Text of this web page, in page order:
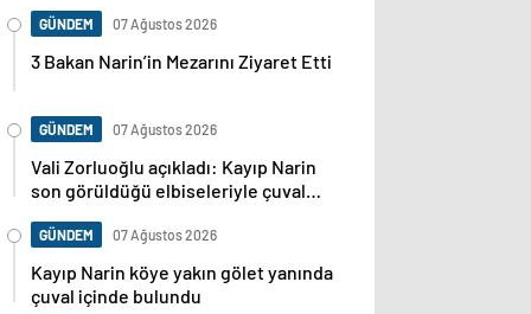
GÜNDEM 07 Ağustos 2026
3 Bakan Narin’in Mezarını Ziyaret Etti
GÜNDEM 07 Ağustos 2026
Vali Zorluoğlu açıkladı: Kayıp Narin
son görüldüğü elbiseleriyle çuval
GÜNDEM 07 Ağustos 2026
Kayıp Narin köye yakın gölet yanında
çuval içinde bulundu